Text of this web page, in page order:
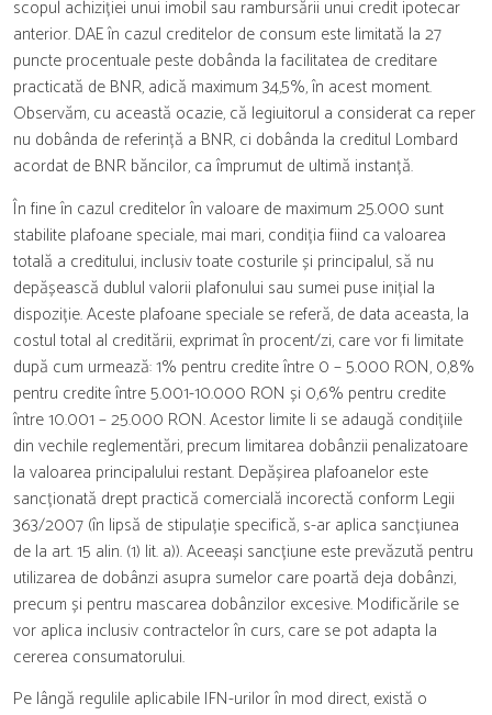
scopul achiziției unui imobil sau rambursării unui credit ipotecar
anterior. DAE în cazul creditelor de consum este limitată la 27
puncte procentuale peste dobânda la facilitatea de creditare
practicată de BNR, adică maximum 34,5%, în acest moment.
Observăm, cu această ocazie, că legiuitorul a considerat ca reper
nu dobânda de referință a BNR, ci dobânda la creditul Lombard
acordat de BNR băncilor, ca împrumut de ultimă instanță.
În fine în cazul creditelor în valoare de maximum 25.000 sunt
stabilite plafoane speciale, mai mari, condiția fiind ca valoarea
totală a creditului, inclusiv toate costurile și principalul, să nu
depășească dublul valorii plafonului sau sumei puse inițial la
dispoziție. Aceste plafoane speciale se referă, de data aceasta, la
costul total al creditării, exprimat în procent/zi, care vor fi limitate
după cum urmează: 1% pentru credite între 0 – 5.000 RON, 0,8%
pentru credite între 5.001-10.000 RON și 0,6% pentru credite
între 10.001 – 25.000 RON. Acestor limite li se adaugă condițiile
din vechile reglementări, precum limitarea dobânzii penalizatoare
la valoarea principalului restant. Depășirea plafoanelor este
sancționată drept practică comercială incorectă conform Legii
363/2007 (în lipsă de stipulație specifică, s-ar aplica sancțiunea
de la art. 15 alin. (1) lit. a)). Aceeași sancțiune este prevăzută pentru
utilizarea de dobânzi asupra sumelor care poartă deja dobânzi,
precum și pentru mascarea dobânzilor excesive. Modificările se
vor aplica inclusiv contractelor în curs, care se pot adapta la
cererea consumatorului.
Pe lângă regulile aplicabile IFN-urilor în mod direct, există o